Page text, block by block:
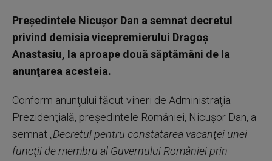
Preşedintele Nicuşor Dan a semnat decretul
privind demisia vicepremierului Dragoş
Anastasiu, la aproape două săptămâni de la
anunţarea acesteia.
Conform anunţului făcut vineri de Administraţia
Prezidenţială, preşedintele României, Nicuşor Dan, a
semnat „Decretul pentru constatarea vacanţei unei
funcţii de membru al Guvernului României prin